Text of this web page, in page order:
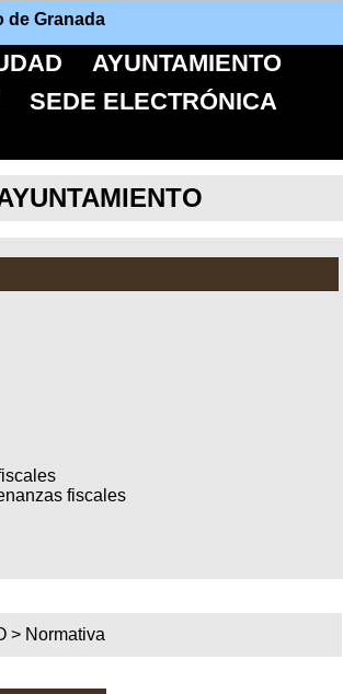
de Granada
AYUNTAMIENTO
SEDE ELECTRÓNICA
fiscales
> Normativa